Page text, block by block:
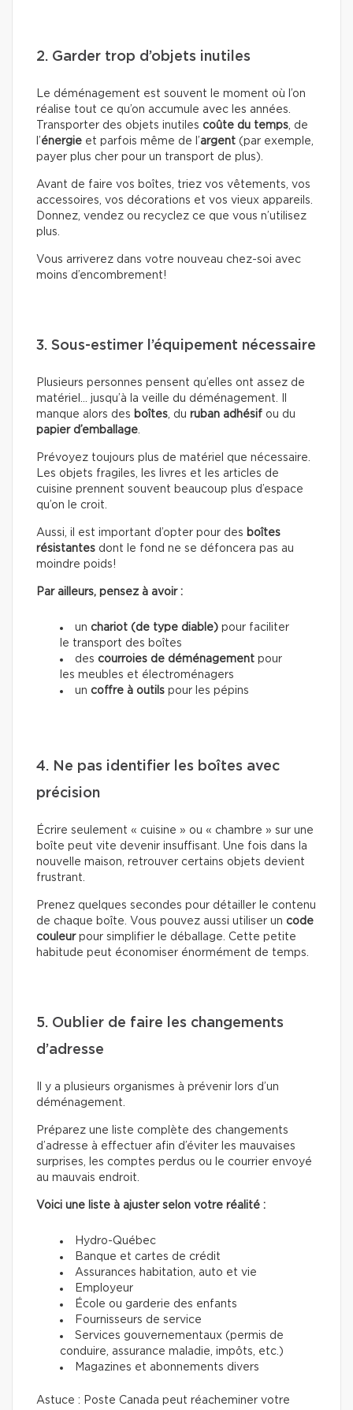
2. Garder trop d’objets inutiles
Le déménagement est souvent le moment où l’on
réalise tout ce qu’on accumule avec les années.
Transporter des objets inutiles coûte du temps, de
l’énergie et parfois même de l’argent (par exemple,
payer plus cher pour un transport de plus).
Avant de faire vos boîtes, triez vos vêtements, vos
accessoires, vos décorations et vos vieux appareils.
Donnez, vendez ou recyclez ce que vous n’utilisez
plus.
Vous arriverez dans votre nouveau chez-soi avec
moins d’encombrement!
3. Sous-estimer l’équipement nécessaire
Plusieurs personnes pensent qu’elles ont assez de
matériel… jusqu’à la veille du déménagement. Il
manque alors des boîtes, du ruban adhésif ou du
papier d’emballage.
Prévoyez toujours plus de matériel que nécessaire.
Les objets fragiles, les livres et les articles de
cuisine prennent souvent beaucoup plus d’espace
qu’on le croit.
Aussi, il est important d’opter pour des boîtes
résistantes dont le fond ne se défoncera pas au
moindre poids!
Par ailleurs, pensez à avoir :
un chariot (de type diable) pour faciliter
le transport des boîtes
des courroies de déménagement pour
les meubles et électroménagers
un coffre à outils pour les pépins
4. Ne pas identifier les boîtes avec
précision
Écrire seulement « cuisine » ou « chambre » sur une
boîte peut vite devenir insuffisant. Une fois dans la
nouvelle maison, retrouver certains objets devient
frustrant.
Prenez quelques secondes pour détailler le contenu
de chaque boîte. Vous pouvez aussi utiliser un code
couleurpour simplifier le déballage. Cette petite
habitude peut économiser énormément de temps.
5. Oublier de faire les changements
d’adresse
Il y a plusieurs organismes à prévenir lors d’un
déménagement.
Préparez une liste complète des changements
d’adresse à effectuer afin d’éviter les mauvaises
surprises, les comptes perdus ou le courrier envoyé
au mauvais endroit.
Voici une liste à ajuster selon votre réalité :
Hydro-Québec
Banque et cartes de crédit
Assurances habitation, auto et vie
Employeur
École ou garderie des enfants
Fournisseurs de service
Services gouvernementaux (permis de
conduire, assurance maladie, impôts, etc.)
Magazines et abonnements divers
Astuce : Poste Canada peut réacheminer votre